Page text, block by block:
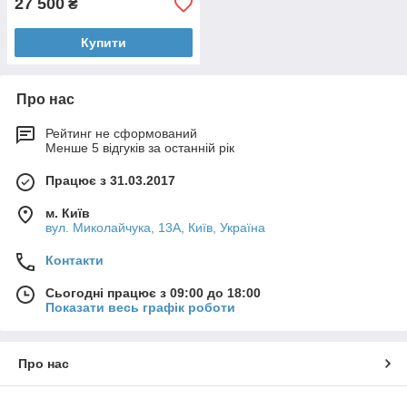
27 500 ₴
Купити
Про нас
Рейтинг не сформований
Менше 5 відгуків за останній рік
Працює з 31.03.2017
м. Київ
вул. Миколайчука, 13А, Київ, Україна
Контакти
Сьогодні працює з 09:00 до 18:00
Показати весь графік роботи
Про нас